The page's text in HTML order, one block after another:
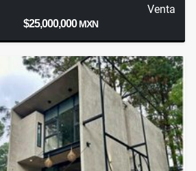
Venta
$25,000,000MXN